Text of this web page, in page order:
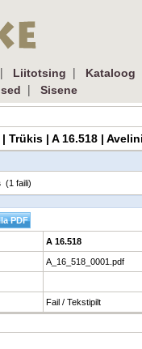
| Liitotsing | Kataloog
| Sisene
Trükis | A 16.518 |
(1 faili)
A 16.518
A_16_518_0001.pdf
Fail / Tekstipilt